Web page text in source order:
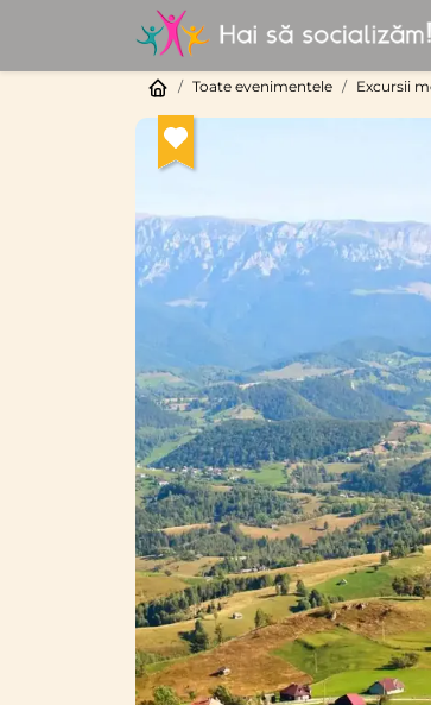
Toate evenimentele Excursii